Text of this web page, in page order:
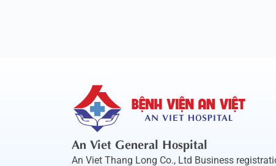
An Viet General Hospital
An Viet Thang Long Co., Ltd Business